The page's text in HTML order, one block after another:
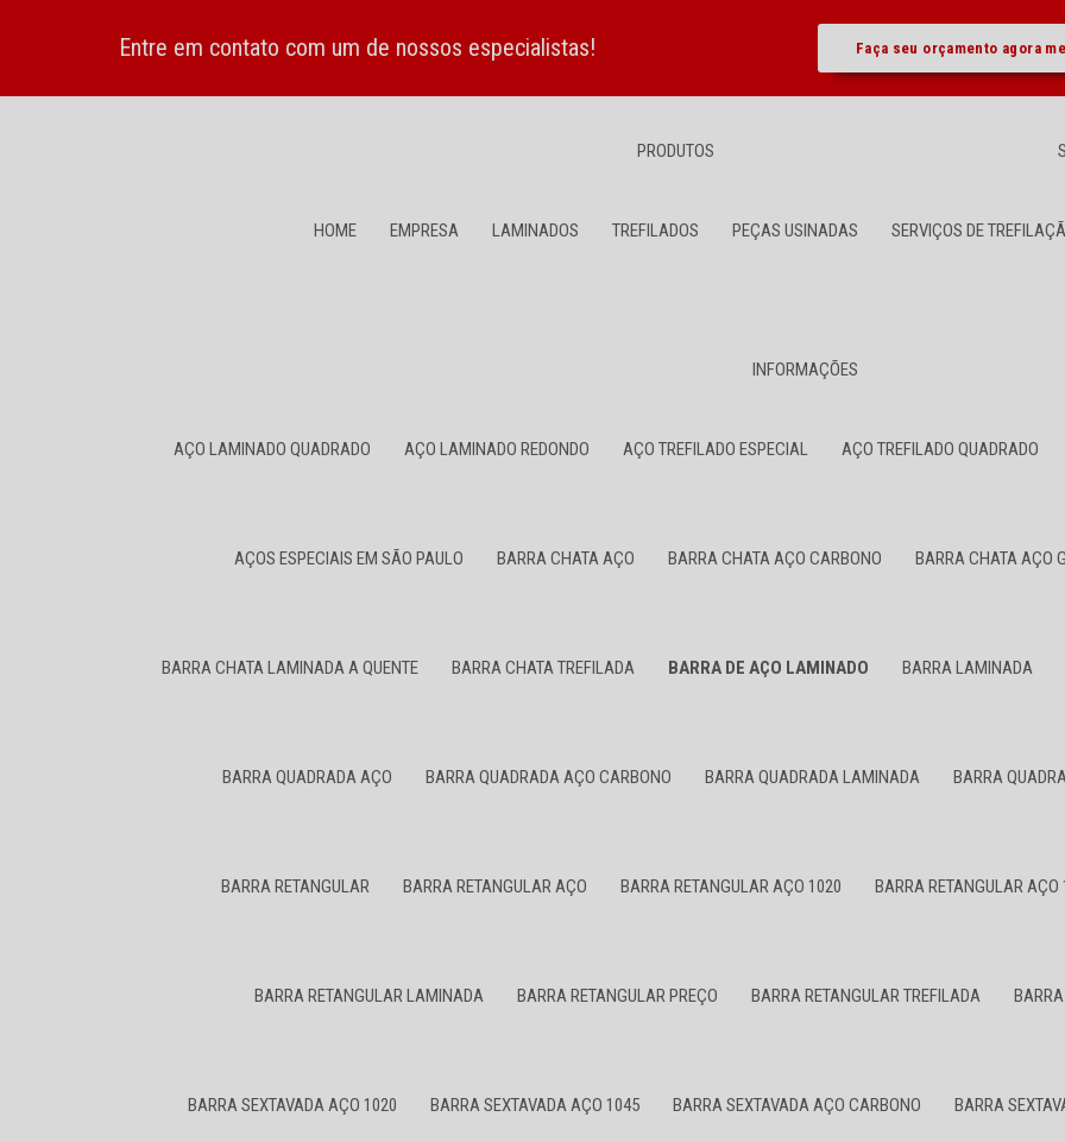
Entre em contato com um de nossos especialistas! Faça seu orçamento agora
HOME EMPRESA
PRODUTOS
LAMINADOS TREFILADOS PEÇAS USINADAS SERVIÇOS DE
INFORMAÇÕES
AÇO LAMINADO QUADRADO AÇO LAMINADO REDONDO AÇO TREFILADO ESPECIAL AÇO TREFILADO QUADRADO
AÇOS ESPECIAIS EM SÃO PAULO BARRA CHATA AÇO BARRA CHATA AÇO CARBONO BARRA CHATA AÇO
BARRA CHATA LAMINADA A QUENTE BARRA CHATA TREFILADA BARRA DE AÇO LAMINADO BARRA LAMINADA
BARRA QUADRADA AÇO BARRA QUADRADA AÇO CARBONO BARRA QUADRADA LAMINADA BARRA
BARRA RETANGULAR BARRA RETANGULAR AÇO BARRA RETANGULAR AÇO 1020 BARRA RETANGULAR AÇO
BARRA RETANGULAR LAMINADA BARRA RETANGULAR PREÇO BARRA RETANGULAR TREFILADA
BARRA SEXTAVADA AÇO 1020 BARRA SEXTAVADA AÇO 1045 BARRA SEXTAVADA AÇO CARBONO BARRA